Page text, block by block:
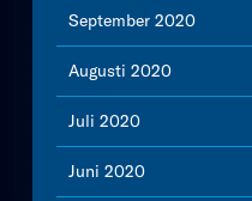
September 2020
Augusti 2020
Juli 2020
Juni 2020